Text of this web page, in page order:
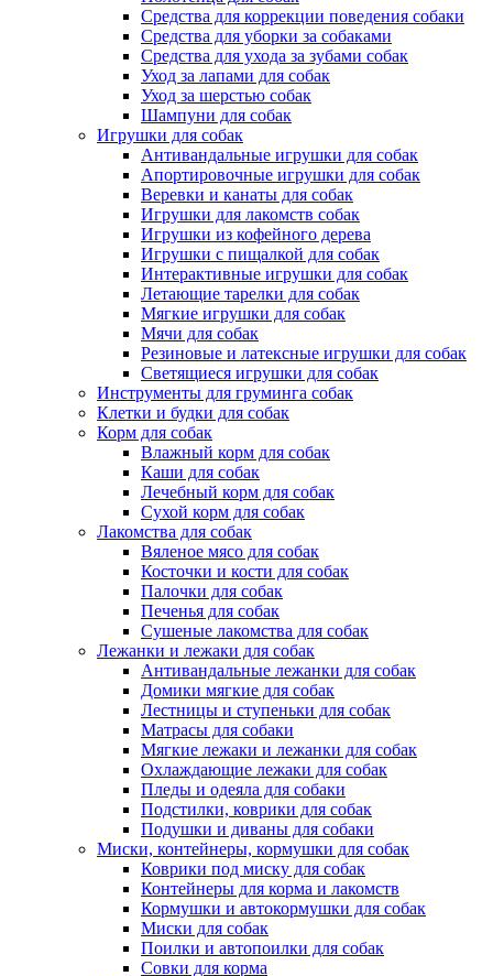
Средства для коррекции поведения собаки
Средства для уборки за собаками
Средства для ухода за зубами собак
Уход за лапами для собак
Уход за шерстью собак
Шампуни для собак
Игрушки для собак
Антивандальные игрушки для собак
Апортировочные игрушки для собак
Веревки и канаты для собак
Игрушки для лакомств собак
Игрушки из кофейного дерева
Игрушки с пищалкой для собак
Интерактивные игрушки для собак
Летающие тарелки для собак
Мягкие игрушки для собак
Мячи для собак
Резиновые и латексные игрушки для собак
Светящиеся игрушки для собак
Инструменты для груминга собак
Клетки и будки для собак
Корм для собак
Влажный корм для собак
Каши для собак
Лечебный корм для собак
Сухой корм для собак
Лакомства для собак
Вяленое мясо для собак
Косточки и кости для собак
Палочки для собак
Печенья для собак
Сушеные лакомства для собак
Лежанки и лежаки для собак
Антивандальные лежанки для собак
Домики мягкие для собак
Лестницы и ступеньки для собак
Матрасы для собаки
Мягкие лежаки и лежанки для собак
Охлаждающие лежаки для собак
Пледы и одеяла для собаки
Подстилки, коврики для собак
Подушки и диваны для собаки
Миски, контейнеры, кормушки для собак
Коврики под миску для собак
Контейнеры для корма и лакомств
Кормушки и автокормушки для собак
Миски для собак
Поилки и автопоилки для собак
Совки для корма